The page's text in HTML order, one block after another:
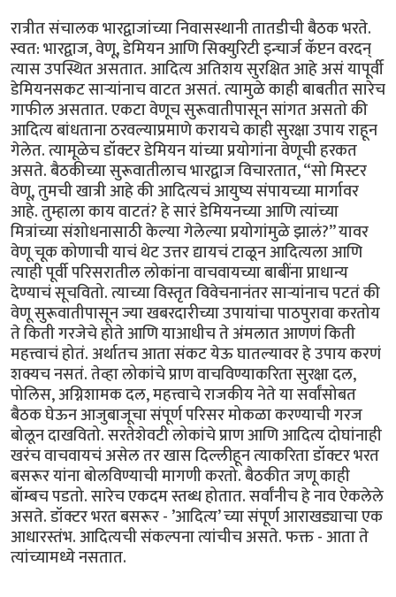
रात्रीत संचालक भारद्वाजांच्या निवासस्थानी तातडीची बैठक भरते.
स्वत: भारद्वाज, वेणू, डेमियन आणि सिक्युरिटी इन्चार्ज कॅप्टन वरदन्
त्यास उपस्थित असतात. आदित्य अतिशय सुरक्षित आहे असं यापूर्वी
डेमियनसकट सार्‍यांनाच वाटत असतं. त्यामुळे काही बाबतीत सारेच
गाफील असतात. एकटा वेणूच सुरूवातीपासून सांगत असतो की
आदित्य बांधताना ठरवल्याप्रमाणे करायचे काही सुरक्षा उपाय राहून
गेलेत. त्यामूळेच डॉक्टर डेमियन यांच्या प्रयोगांना वेणूची हरकत
असते. बैठकीच्या सुरूवातीलाच भारद्वाज विचारतात, “सो मिस्टर
वेणू, तुमची खात्री आहे की आदित्यचं आयुष्य संपायच्या मार्गावर
आहे. तुम्हाला काय वाटतं? हे सारं डेमियनच्या आणि त्यांच्या
मित्रांच्या संशोधनासाठी केल्या गेलेल्या प्रयोगांमुळे झालं?” यावर
वेणू चूक कोणाची याचं थेट उत्तर द्यायचं टाळून आदित्यला आणि
त्याही पूर्वी परिसरातील लोकांना वाचवायच्या बाबींना प्राधान्य
देण्याचं सूचवितो. त्याच्या विस्तृत विवेचनानंतर सार्‍यांनाच पटतं की
वेणू सुरूवातीपासून ज्या खबरदारीच्या उपायांचा पाठपुरावा करतोय
ते किती गरजेचे होते आणि याआधीच ते अंमलात आणणं किती
महत्त्वाचं होतं. अर्थातच आता संकट येऊ घातल्यावर हे उपाय करणं
शक्यच नसतं. तेव्हा लोकांचे प्राण वाचविण्याकरिता सुरक्षा दल,
पोलिस, अग्निशामक दल, महत्त्वाचे राजकीय नेते या सर्वांसोबत
बैठक घेऊन आजुबाजूचा संपूर्ण परिसर मोकळा करण्याची गरज
बोलून दाखवितो. सरतेशेवटी लोकांचे प्राण आणि आदित्य दोघांनाही
खरंच वाचवायचं असेल तर खास दिल्लीहून त्याकरिता डॉक्टर भरत
बसरूर यांना बोलविण्याची मागणी करतो. बैठकीत जणू काही
बॉम्बच पडतो. सारेच एकदम स्तब्ध होतात. सर्वांनीच हे नाव ऐकलेले
असते. डॉक्टर भरत बसरूर - ’आदित्य’ च्या संपूर्ण आराखड्याचा एक
आधारस्तंभ. आदित्यची संकल्पना त्यांचीच असते. फक्त - आता ते
त्यांच्यामध्ये नसतात.